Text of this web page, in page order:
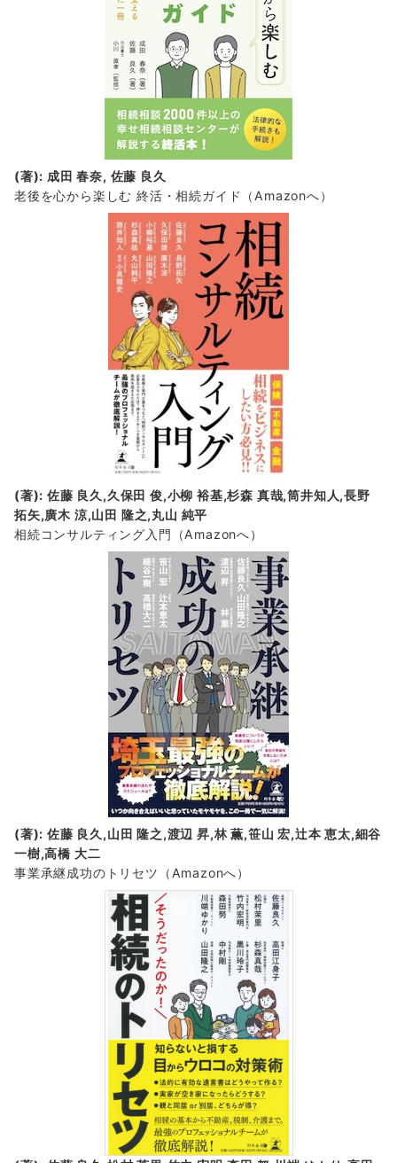
(著): 成田 春奈, 佐藤 良久
老後を心から楽しむ 終活・相続ガイド
（Amazonへ）
(著): 佐藤 良久,久保田 俊,小柳 裕基,杉森 真哉,筒井知人,長野
拓矢,廣木 涼,山田 隆之,丸山 純平
相続コンサルティング入門 （Amazonへ）
(著): 佐藤 良久,山田 隆之,渡辺 昇,林 薫,笹山 宏,辻本 恵太,細谷
一樹,高橋 大二
事業承継成功のトリセツ
（Amazonへ）